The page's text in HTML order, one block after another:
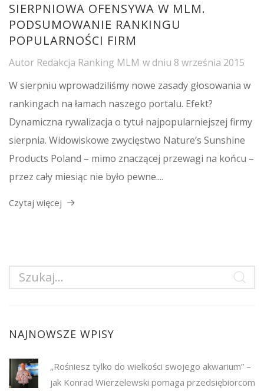
SIERPNIOWA OFENSYWA W MLM.
PODSUMOWANIE RANKINGU
POPULARNOŚCI FIRM
Autor Redakcja Ranking MLM w dniu 8 września 2015
W sierpniu wprowadziliśmy nowe zasady głosowania w
rankingach na łamach naszego portalu. Efekt?
Dynamiczna rywalizacja o tytuł najpopularniejszej firmy
sierpnia. Widowiskowe zwycięstwo Nature’s Sunshine
Products Poland – mimo znaczącej przewagi na końcu –
przez cały miesiąc nie było pewne....
Czytaj więcej
NAJNOWSZE WPISY
„Rośniesz tylko do wielkości swojego akwarium” –
jak Konrad Wierzelewski pomaga przedsiębiorcom